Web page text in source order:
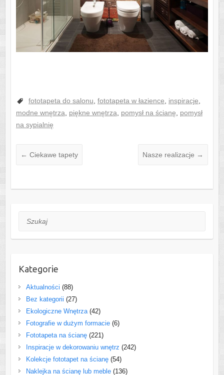
fototapeta do salonu fototapeta w łazience inspiracje
modne wnętrza
piękne wnętrza pomysł na ścianę
pomysł
na sypialnię
← Ciekawe tapety Nasze realizacje →
Szukaj
Kategorie
Aktualności (88)
Bez kategorii (27)
Ekologiczne Wnętrza(42)
Fotografie w dużym formacie(6)
Fototapeta na ścianę(221)
Inspiracje w dekorowaniu wnętrz (242)
Kolekcje fototapet na ścianę(54)
Naklejka na ścianę lub meble(136)